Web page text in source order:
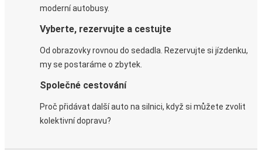
moderní autobusy.
Vyberte, rezervujte a cestujte
Od obrazovky rovnou do sedadla. Rezervujte si jízdenku,
my se postaráme o zbytek.
Společné cestování
Proč přidávat další auto na silnici, když si můžete zvolit
kolektivní dopravu?